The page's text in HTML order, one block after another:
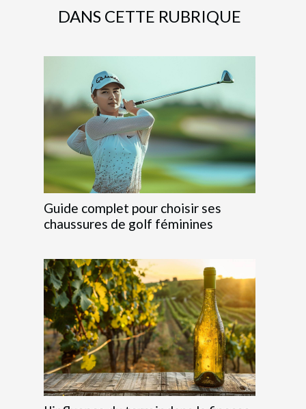
DANS CETTE RUBRIQUE
Guide complet pour choisir ses
chaussures de golf féminines